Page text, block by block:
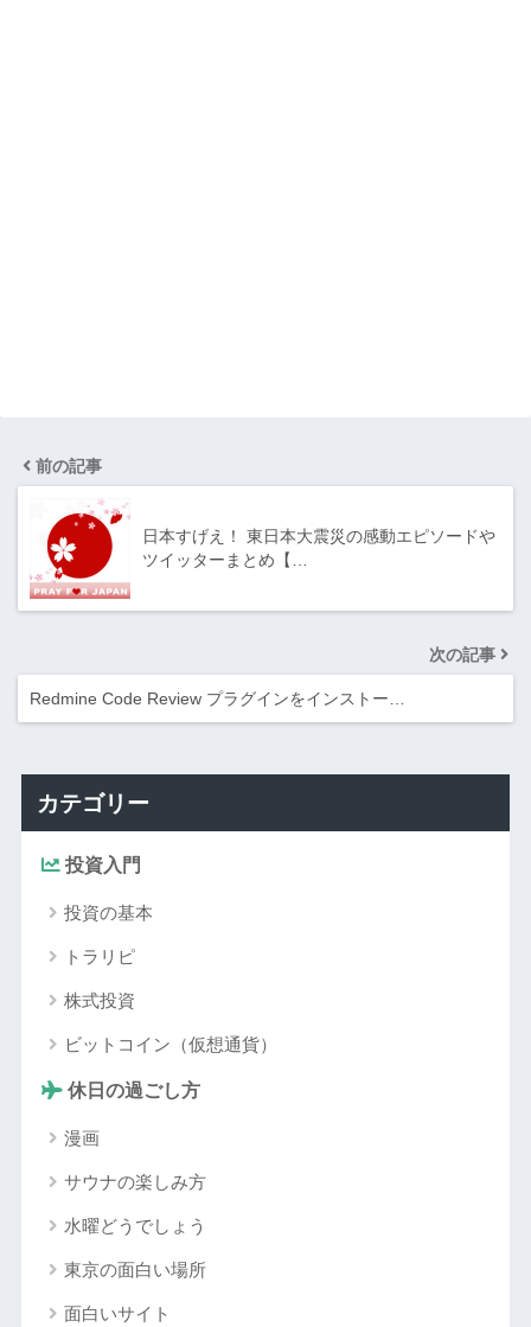
前の記事
日本すげえ！ 東日本大震災の感動エピソードや
ツイッターまとめ【…
次の記事
Redmine Code Review プラグインをインストー…
カテゴリー
投資入門
投資の基本
トラリピ
株式投資
ビットコイン（仮想通貨）
休日の過ごし方
漫画
サウナの楽しみ方
水曜どうでしょう
東京の面白い場所
面白いサイト